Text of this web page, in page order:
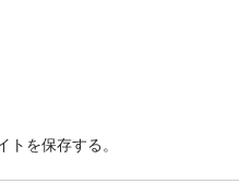
を保存する。